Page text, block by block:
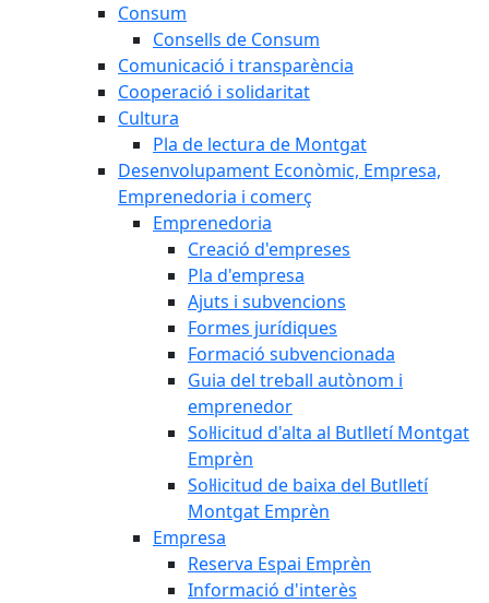
Consum
Consells de Consum
Comunicació i transparència
Cooperació i solidaritat
Cultura
Pla de lectura de Montgat
Desenvolupament Econòmic, Empresa,
Emprenedoria i comerç
Emprenedoria
Creació d'empreses
Pla d'empresa
Ajuts i subvencions
Formes jurídiques
Formació subvencionada
Guia del treball autònom i
emprenedor
Sol·licitud d'alta al Butlletí Montgat
Emprèn
Sol·licitud de baixa del Butlletí
Montgat Emprèn
Empresa
Reserva Espai Emprèn
Informació d'interès